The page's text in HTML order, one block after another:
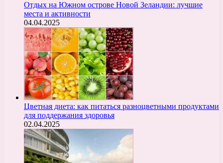
Отдых на Южном острове Новой Зеландии: лучшие
места и активности
04.04.2025
Цветная диета: как питаться разноцветными продуктами
для поддержания здоровья
02.04.2025